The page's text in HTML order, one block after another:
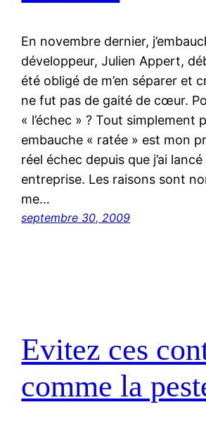
En novembre dernier,
développeur, Julien Appert,
été obligé de m’en séparer et
ne fut pas de gaité de cœur.
« l’échec » ? Tout simplement
embauche « ratée » est mon
réel échec depuis que j’ai
entreprise. Les raisons sont
me…
septembre 30, 2009
Evitez ces
comme la